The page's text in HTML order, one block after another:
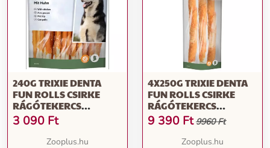
240G TRIXIE DENTA
FUN ROLLS CSIRKE
RÁGÓTEKERCS
KUTYÁKNAK, 30XKB.
12CM
3 090 Ft
Zooplus.hu
4X250G TRIXIE DENTA
FUN ROLLS CSIRKE
RÁGÓTEKERCS
KUTYÁKNAK, 12XKB.
28CM
9 390 Ft 9960 Ft
Zooplus.hu